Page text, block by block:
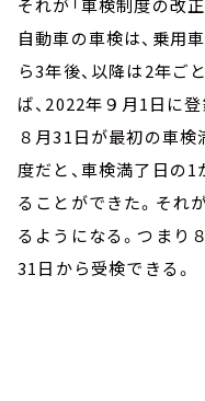
それが「車検制度の改正
自動車の車検は、乗用
ら3年後、以降は2年ご
ば、2022年９月1日に
８月31日が最初の車
度だと、車検満了日の
ることができた。それ
るようになる。つまり
31日から受検できる。